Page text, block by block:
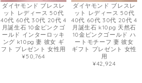
ダイヤモンド ブレスレ
ット レディース 50代
40代 60代 30代 20代 4
月誕生石 10金ピンクゴ
ールド インターロッキ
ング k10pg 妻 彼女 ギ
フト プレゼント 女性用
¥50,764
ダイヤモンド ブレスレ
ット レディース 50代
40代 60代 30代 20代 4
月誕生石 k10pg 天然石
10金ピンクゴールド ハ
ートモチーフ 妻 彼女
ギフト プレゼント 女性
用
¥42,924